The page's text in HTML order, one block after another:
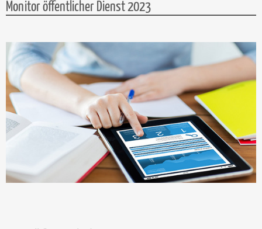
Monitor öffentlicher Dienst 2023